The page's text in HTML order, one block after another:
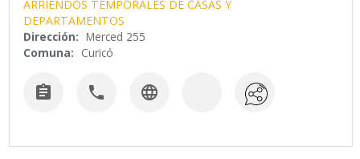
ARRIENDOS TEMPORALES DE CASAS Y
DEPARTAMENTOS
Dirección: Merced 255
Comuna: Curicó
  